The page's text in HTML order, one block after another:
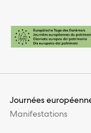
Pages
Page d’accueil
Contenu
Plan du site
Journées
Manifestations